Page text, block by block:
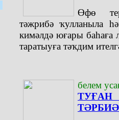
Өфө
тәжрибә ҡулланыла
кимәлдә юғары баһаға
таратыуға тәҡдим
белем